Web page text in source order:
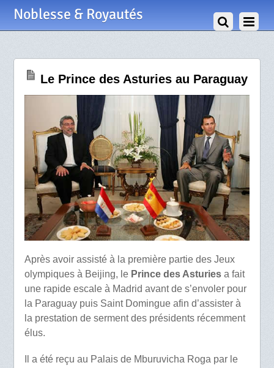
Noblesse & Royautés
Le Prince des Asturies au Paraguay
Après avoir assisté à la première partie des Jeux
olympiques à Beijing, le Prince des Asturiesa fait
une rapide escale à Madrid avant de s’envoler pour
la Paraguay puis Saint Domingue afin d’assister à
la prestation de serment des présidents récemment
élus.
Il a été reçu au Palais de Mburuvicha Roga par le